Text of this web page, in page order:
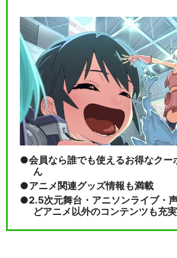
会員なら誰でも使えるお得なクー
ん
アニメ関連グッズ情報も満載
2.5次元舞台・アニソンライブ・
どアニメ以外のコンテンツも充実